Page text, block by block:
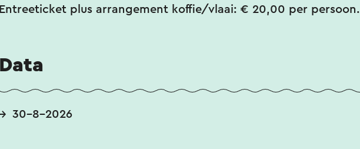
Entreeticket plus arrangement koffie/vlaai: € 20,00 per persoon.
Data
30-8-2026